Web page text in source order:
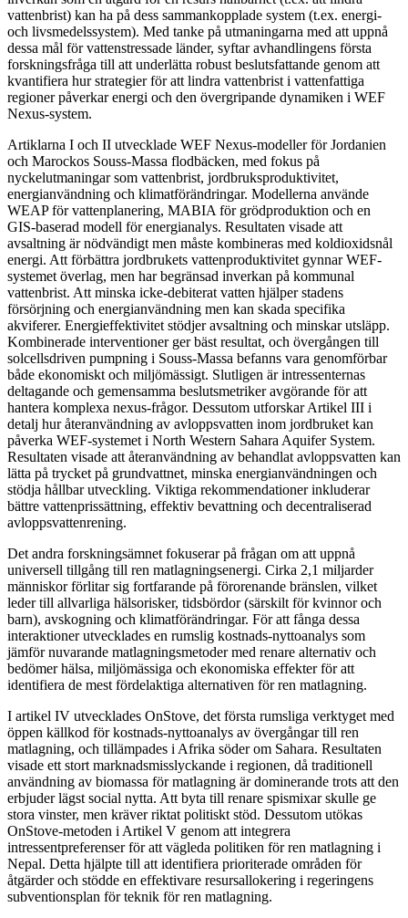
vattenbrist) kan ha på dess sammankopplade system (t.ex. energi-
och livsmedelssystem). Med tanke på utmaningarna med att uppnå
dessa mål för vattenstressade länder, syftar avhandlingens första
forskningsfråga till att underlätta robust beslutsfattande genom att
kvantifiera hur strategier för att lindra vattenbrist i vattenfattiga
regioner påverkar energi och den övergripande dynamiken i WEF
Nexus-system.
Artiklarna I och II utvecklade WEF Nexus-modeller för Jordanien
och Marockos Souss-Massa flodbäcken, med fokus på
nyckelutmaningar som vattenbrist, jordbruksproduktivitet,
energianvändning och klimatförändringar. Modellerna använde
WEAP för vattenplanering, MABIA för grödproduktion och en
GIS-baserad modell för energianalys. Resultaten visade att
avsaltning är nödvändigt men måste kombineras med koldioxidsnål
energi. Att förbättra jordbrukets vattenproduktivitet gynnar WEF-
systemet överlag, men har begränsad inverkan på kommunal
vattenbrist. Att minska icke-debiterat vatten hjälper stadens
försörjning och energianvändning men kan skada specifika
akviferer. Energieffektivitet stödjer avsaltning och minskar utsläpp.
Kombinerade interventioner ger bäst resultat, och övergången till
solcellsdriven pumpning i Souss-Massa befanns vara genomförbar
både ekonomiskt och miljömässigt. Slutligen är intressenternas
deltagande och gemensamma beslutsmetriker avgörande för att
hantera komplexa nexus-frågor. Dessutom utforskar Artikel III i
detalj hur återanvändning av avloppsvatten inom jordbruket kan
påverka WEF-systemet i North Western Sahara Aquifer System.
Resultaten visade att återanvändning av behandlat avloppsvatten kan
lätta på trycket på grundvattnet, minska energianvändningen och
stödja hållbar utveckling. Viktiga rekommendationer inkluderar
bättre vattenprissättning, effektiv bevattning och decentraliserad
avloppsvattenrening.
Det andra forskningsämnet fokuserar på frågan om att uppnå
universell tillgång till ren matlagningsenergi. Cirka 2,1 miljarder
människor förlitar sig fortfarande på förorenande bränslen, vilket
leder till allvarliga hälsorisker, tidsbördor (särskilt för kvinnor och
barn), avskogning och klimatförändringar. För att fånga dessa
interaktioner utvecklades en rumslig kostnads-nyttoanalys som
jämför nuvarande matlagningsmetoder med renare alternativ och
bedömer hälsa, miljömässiga och ekonomiska effekter för att
identifiera de mest fördelaktiga alternativen för ren matlagning.
I artikel IV utvecklades OnStove, det första rumsliga verktyget med
öppen källkod för kostnads-nyttoanalys av övergångar till ren
matlagning, och tillämpades i Afrika söder om Sahara. Resultaten
visade ett stort marknadsmisslyckande i regionen, då traditionell
användning av biomassa för matlagning är dominerande trots att den
erbjuder lägst social nytta. Att byta till renare spismixar skulle ge
stora vinster, men kräver riktat politiskt stöd. Dessutom utökas
OnStove-metoden i Artikel V genom att integrera
intressentpreferenser för att vägleda politiken för ren matlagning i
Nepal. Detta hjälpte till att identifiera prioriterade områden för
åtgärder och stödde en effektivare resursallokering i regeringens
subventionsplan för teknik för ren matlagning.